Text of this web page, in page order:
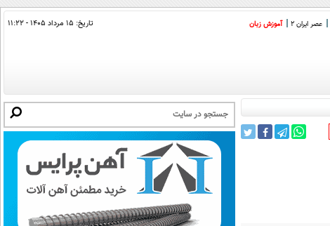
عصر ایران 2 آموزش زبان تاریخ: ۱۵ مرداد ۱۴۰۵ - ۱۱:۲۲